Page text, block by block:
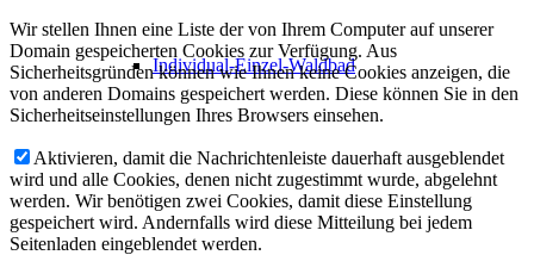
Individual-Einzel-Waldbad
Wir stellen Ihnen eine Liste der von Ihrem Computer auf unserer
Domain gespeicherten Cookies zur Verfügung. Aus
Sicherheitsgründen können wie Ihnen keine Cookies anzeigen, die
von anderen Domains gespeichert werden. Diese können Sie in den
Sicherheitseinstellungen Ihres Browsers einsehen.
Aktivieren, damit die Nachrichtenleiste dauerhaft ausgeblendet
wird und alle Cookies, denen nicht zugestimmt wurde, abgelehnt
werden. Wir benötigen zwei Cookies, damit diese Einstellung
gespeichert wird. Andernfalls wird diese Mitteilung bei jedem
Seitenladen eingeblendet werden.